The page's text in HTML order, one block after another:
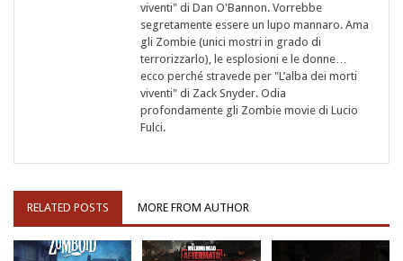
viventi" di Dan O'Bannon. Vorrebbe
segretamente essere un lupo mannaro. Ama
gli Zombie (unici mostri in grado di
terrorizzarlo), le esplosioni e le donne…
ecco perché stravede per "L’alba dei morti
viventi" di Zack Snyder. Odia
profondamente gli Zombie movie di Lucio
Fulci.
RELATED POSTS MORE FROM AUTHOR